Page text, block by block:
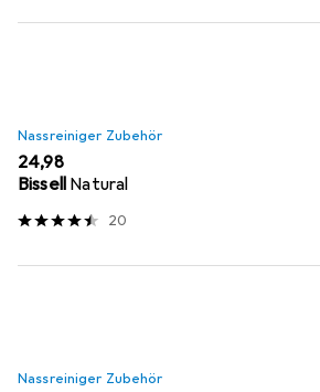
Nassreiniger Zubehör
EUR
24,98
Bissell Natural
20
Nassreiniger Zubehör